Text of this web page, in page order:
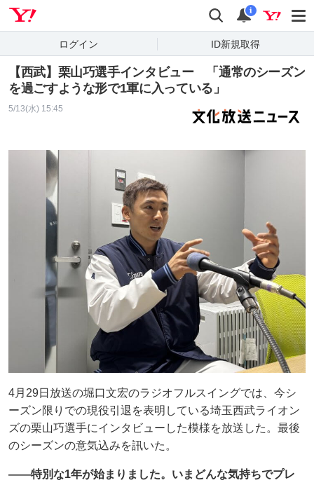
検索 通知
i
ログイン ID新規取得
【西武】栗山巧選手インタビュー 「通常のシーズン
を過ごすような形で1軍に入っている」
5/13(水) 15:45
4月29日放送の堀口文宏のラジオフルスイングでは、今シ
ーズン限りでの現役引退を表明している埼玉西武ライオン
ズの栗山巧選手にインタビューした模様を放送した。最後
のシーズンの意気込みを訊いた。
――特別な1年が始まりました。いまどんな気持ちでプレ